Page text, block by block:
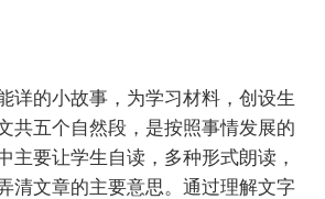
详的小故事，为学习材料，创设生
共五个自然段，是按照事情发展的
主要让学生自读，多种形式朗读，
清文章的主要意思。通过理解文字